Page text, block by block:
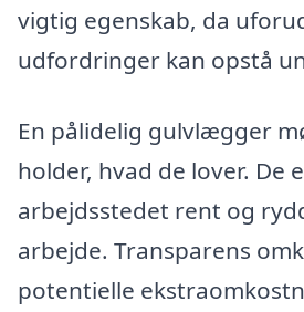
vigtig egenskab, da
udfordringer kan opstå
En pålidelig gulvlægger
holder, hvad de lover. De
arbejdsstedet rent og
arbejde. Transparens
potentielle